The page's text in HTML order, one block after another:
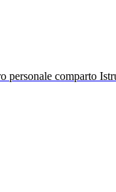
comparto